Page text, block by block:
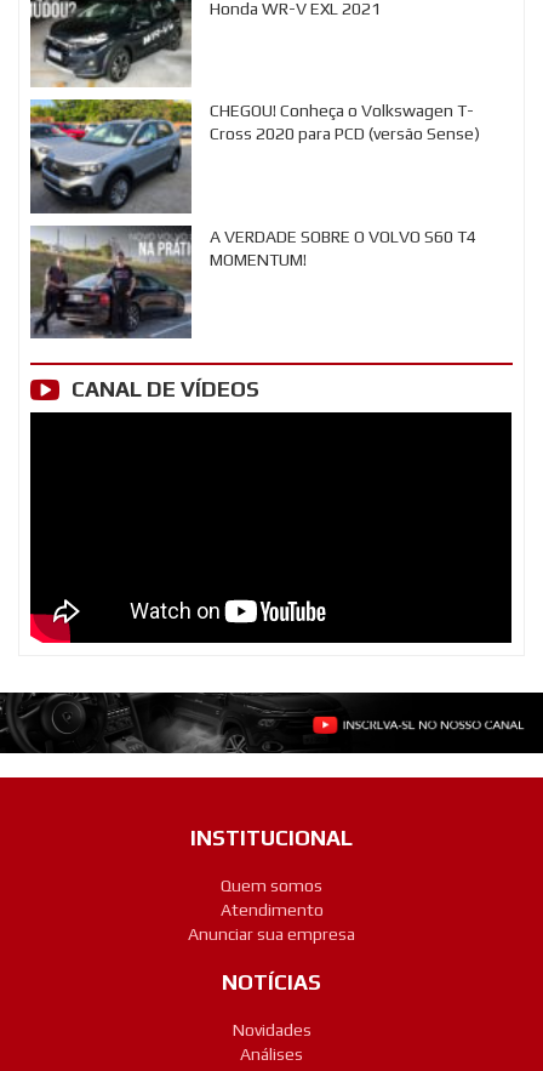
Honda WR-V EXL 2021
CHEGOU! Conheça o Volkswagen T-
Cross 2020 para PCD (versão Sense)
A VERDADE SOBRE O VOLVO S60 T4
MOMENTUM!
CANAL DE VÍDEOS
INSTITUCIONAL
Quem somos
Atendimento
Anunciar sua empresa
NOTÍCIAS
Novidades
Análises